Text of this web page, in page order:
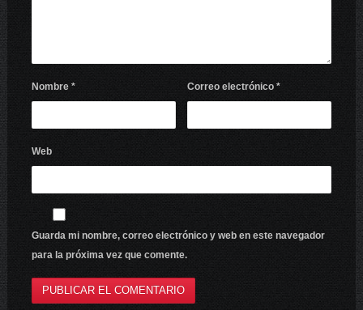
Nombre * Correo electrónico*
Web
Guarda mi nombre, correo electrónico y web en este navegador
para la próxima vez que comente.